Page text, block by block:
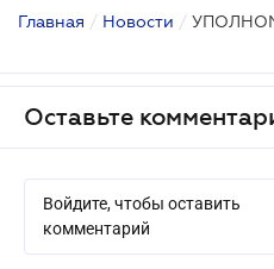
Главная / Новости /
Оставьте
Войдите, чтобы оставить
комментарий